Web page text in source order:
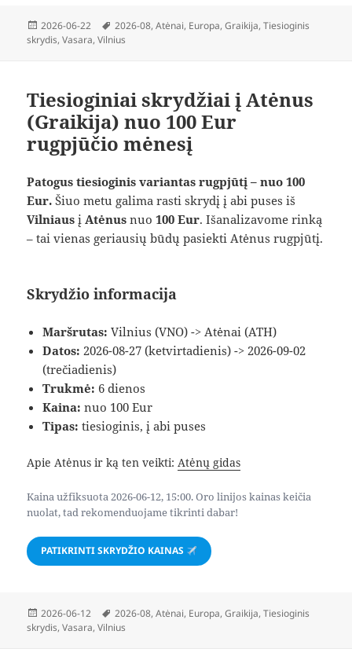
Paskelbta
2026-06-22 Žymos
2026-08,Atėnai, Europa,Graikija,Tiesioginis
skrydis,Vasara,Vilnius
Tiesioginiai skrydžiai į Atėnus
(Graikija) nuo 100 Eur
rugpjūčio mėnesį
Patogus tiesioginis variantas rugpjūtį – nuo 100
Eur. Šiuo metu galima rasti skrydį į abi puses iš
Vilniaus į Atėnus nuo100 Eur. Išanalizavome rinką
– tai vienas geriausių būdų pasiekti Atėnus rugpjūtį.
Skrydžio informacija
Maršrutas: Vilnius (VNO) -> Atėnai (ATH)
Datos: 2026-08-27 (ketvirtadienis) -> 2026-09-02
(trečiadienis)
Trukmė: 6 dienos
Kaina: nuo 100 Eur
Tipas: tiesioginis, į abi puses
Apie Atėnus ir ką ten veikti: Atėnų gidas
Kaina užfiksuota 2026-06-12, 15:00. Oro linijos kainas keičia
nuolat, tad rekomenduojame tikrinti dabar!
PATIKRINTI SKRYDŽIO KAINAS
Paskelbta
2026-06-12 Žymos
2026-08,Atėnai, Europa,Graikija,Tiesioginis
skrydis,Vasara,Vilnius